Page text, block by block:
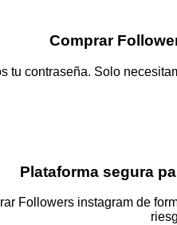
Comprar
tu contraseña. Solo
Plataforma segura
Followers instagram de